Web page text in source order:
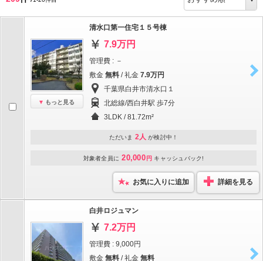
もっと見る
清水口第一住宅１５号棟
7.9万円
管理費 : －
敷金 無料 / 礼金 7.9万円
千葉県白井市清水口１
北総線/西白井駅 歩7分
3LDK / 81.72m²
ただいま 2人 が検討中！
対象者全員に 20,000 円 キャッシュバック!
お気に入りに追加 詳細を見る
白井ロジュマン
7.2万円
管理費 : 9,000円
敷金 無料 / 礼金 無料